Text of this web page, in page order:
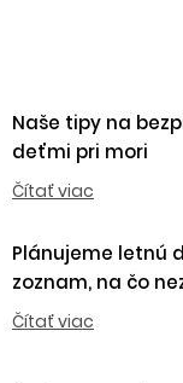
Naše tipy na
deťmi pri mori
Čítať viac
Plánujeme letnú
zoznam, na čo
Čítať viac